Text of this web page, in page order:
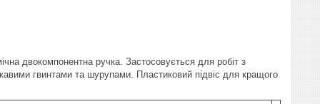
двокомпонентна ручка. Застосовується для робіт з
гвинтами та шурупами. Пластиковий підвіс для кращого